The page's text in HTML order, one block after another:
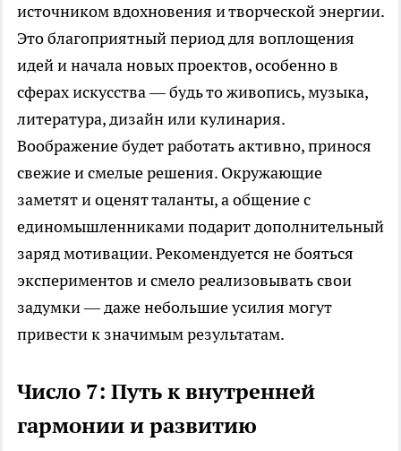
источником вдохновения и творческой энергии.
Это благоприятный период для воплощения
идей и начала новых проектов, особенно в
сферах искусства — будь то живопись, музыка,
литература, дизайн или кулинария.
Воображение будет работать активно, принося
свежие и смелые решения. Окружающие
заметят и оценят таланты, а общение с
единомышленниками подарит дополнительный
заряд мотивации. Рекомендуется не бояться
экспериментов и смело реализовывать свои
задумки — даже небольшие усилия могут
привести к значимым результатам.
Число 7: Путь к внутренней
гармонии и развитию